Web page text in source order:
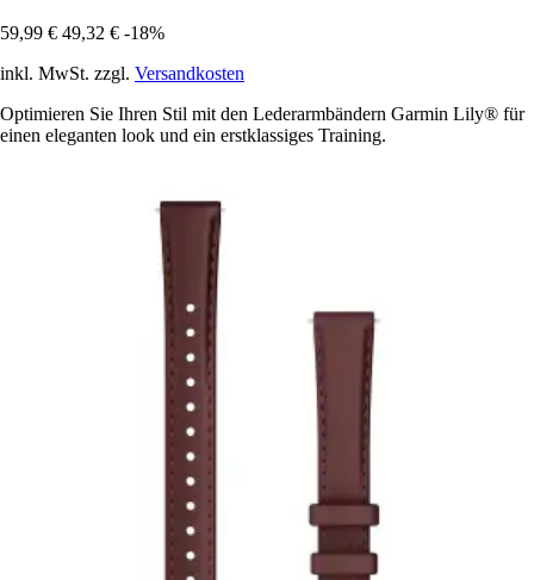
59,99 € 49,32 € -18%
inkl. MwSt. zzgl. Versandkosten
Optimieren Sie Ihren Stil mit den Lederarmbändern Garmin Lily® für
einen eleganten look und ein erstklassiges Training.